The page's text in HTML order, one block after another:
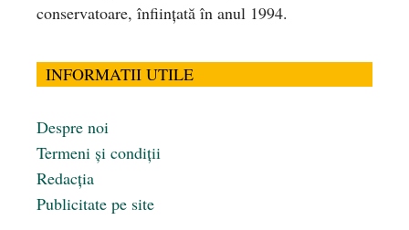
conservatoare, înfiinţată în anul 1994.
INFORMATII UTILE
Despre noi
Termeni și condiții
Redacția
Publicitate pe site